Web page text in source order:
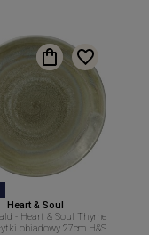
Heart & Soul
- Heart & Soul Thyme
obiadowy 27cm H&S